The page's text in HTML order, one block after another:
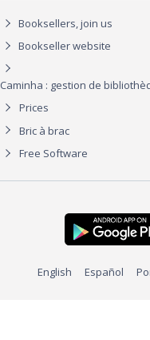
Booksellers, join us
Bookseller website
Caminha : gestion de
Prices
Bric à brac
Free Software
English Español